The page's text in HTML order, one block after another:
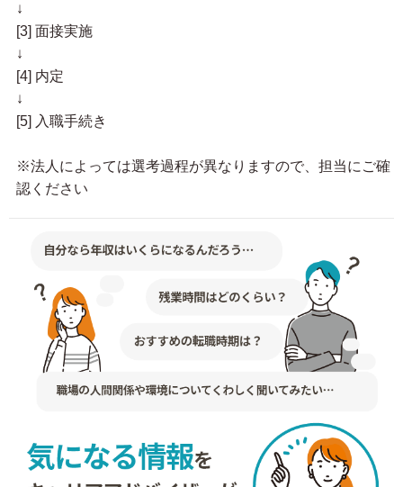
↓
[3] 面接実施
↓
[4] 内定
↓
[5] 入職手続き
※法人によっては選考過程が異なりますので、担当にご確
認ください